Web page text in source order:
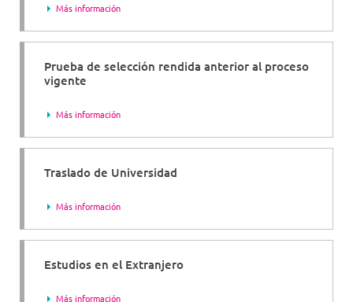
Más información
Prueba de selección rendida anterior al proceso
vigente
Más información
Traslado de Universidad
Más información
Estudios en el Extranjero
Más información